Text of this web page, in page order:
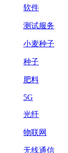
软件
测试服务
小麦种子
种子
肥料
5G
光纤
物联网
无线通信